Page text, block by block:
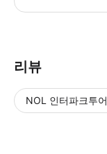
리뷰
NOL 인터파크투어